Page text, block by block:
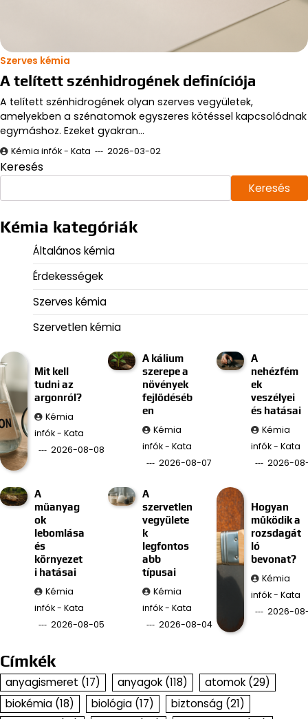
Szerves kémia
A telített szénhidrogének definíciója
A telített szénhidrogének olyan szerves vegyületek,
amelyekben a szénatomok egyszeres kötéssel kapcsolódnak
egymáshoz. Ezeket gyakran…
Kémia infók - Kata 2026-03-02
Keresés
Keresés
Kémia kategóriák
Általános kémia
Érdekességek
Szerves kémia
Szervetlen kémia
Mit kell
tudni az
argonról?
Kémia
infók - Kata
2026-08-08
A kálium
szerepe a
növények
fejlődéséb
en
Kémia
infók - Kata
2026-08-07
A
nehézfém
ek
veszélyei
és hatásai
Kémia
infók - Kata
2026-
A
műanyag
ok
lebomlása
és
környezet
i hatásai
Kémia
infók - Kata
2026-08-05
A
szervetlen
vegyülete
k
legfontos
abb
típusai
Kémia
infók - Kata
2026-08-04
Hogyan
működik a
rozsdagát
ló
bevonat?
Kémia
infók - Kata
2026-
Címkék
anyagismeret (17) anyagok (118) atomok (29)
biokémia (18) biológia (17) biztonság (21)